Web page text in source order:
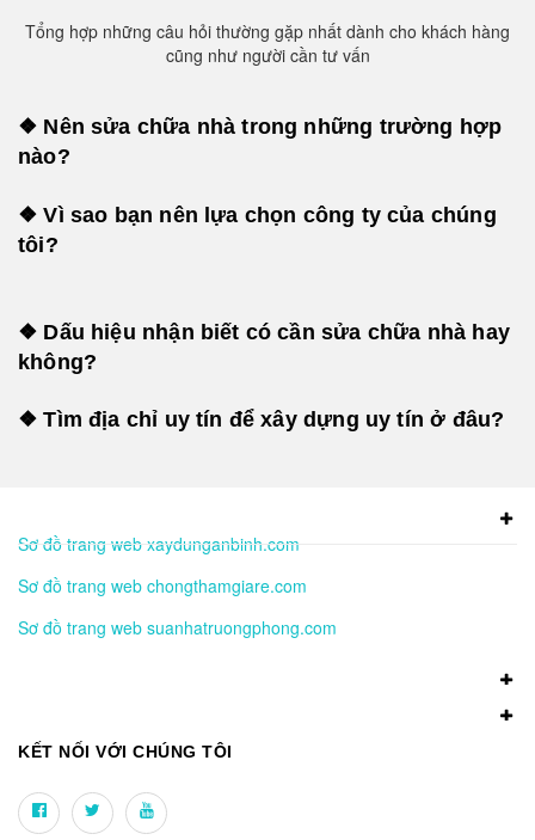
Tổng hợp những câu hỏi thường gặp nhất dành cho khách hàng
cũng như người cần tư vấn
❖ Nên sửa chữa nhà trong những trường hợp
nào?
❖ Vì sao bạn nên lựa chọn công ty của chúng
tôi?
❖ Dấu hiệu nhận biết có cần sửa chữa nhà hay
không?
❖ Tìm địa chỉ uy tín để xây dựng uy tín ở đâu?
Sơ đồ trang web xaydunganbinh.com
Sơ đồ trang web chongthamgiare.com
Sơ đồ trang web suanhatruongphong.com
KẾT NỐI VỚI CHÚNG TÔI